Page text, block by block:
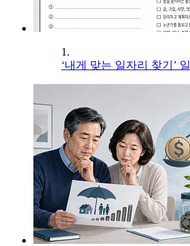
1.
‘내게 맞는 일자리 찾기’